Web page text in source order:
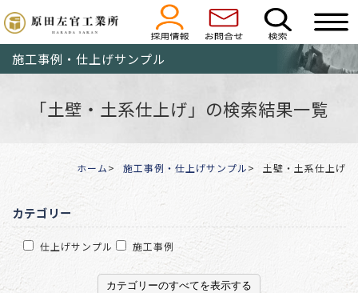
施工事例・仕上げサンプル
「土壁・土系仕上げ」の検索結果一覧
ホーム 施工事例・仕上げサンプル 土壁・土系仕上げ
カテゴリー
仕上げサンプル 施工事例
カテゴリーのすべてを表示する